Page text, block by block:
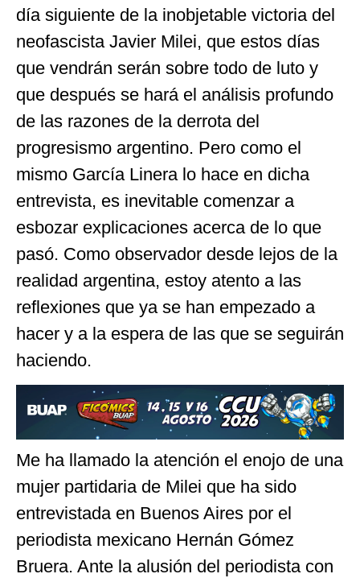
día siguiente de la inobjetable victoria del
neofascista Javier Milei, que estos días
que vendrán serán sobre todo de luto y
que después se hará el análisis profundo
de las razones de la derrota del
progresismo argentino. Pero como el
mismo García Linera lo hace en dicha
entrevista, es inevitable comenzar a
esbozar explicaciones acerca de lo que
pasó. Como observador desde lejos de la
realidad argentina, estoy atento a las
reflexiones que ya se han empezado a
hacer y a la espera de las que se seguirán
haciendo.
Me ha llamado la atención el enojo de una
mujer partidaria de Milei que ha sido
entrevistada en Buenos Aires por el
periodista mexicano Hernán Gómez
Bruera. Ante la alusión del periodista con